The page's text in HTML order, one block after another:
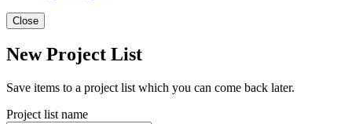
Close
New Project List
Save items to a project list which you can come back later.
Project list name